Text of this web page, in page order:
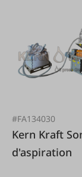
#FA134030
Kern Kraft Sonde
d'aspiration